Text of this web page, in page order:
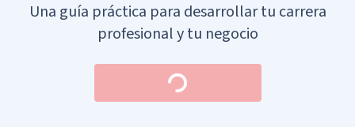
Una guía práctica para desarrollar tu carrera
profesional y tu negocio